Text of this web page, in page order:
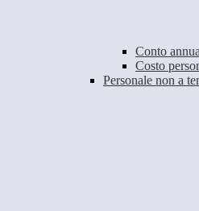
Conto
Costo
Personale non a